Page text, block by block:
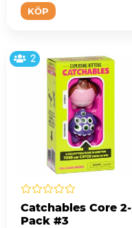
KÖP
2
Catchables Core 2-
Pack #3